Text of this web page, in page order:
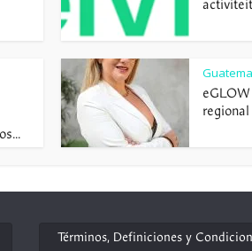
Términos, Definiciones y